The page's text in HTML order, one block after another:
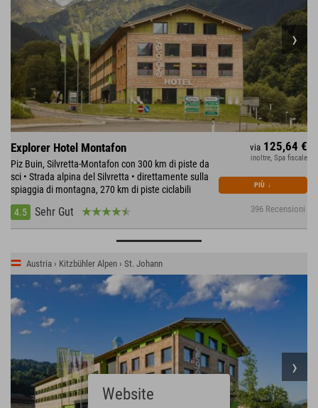
Explorer Hotel Montafon
Piz Buin, Silvretta-Montafon con 300 km di piste da
sci • Strada alpina del Silvretta • direttamente sulla
spiaggia di montagna, 270 km di piste ciclabili
4.5
Sehr Gut 396 Recensioni
via 125,64 €
inoltre, Spa fiscale
PIÙ ↓
Austria › Kitzbühler Alpen › St. Johann
Website